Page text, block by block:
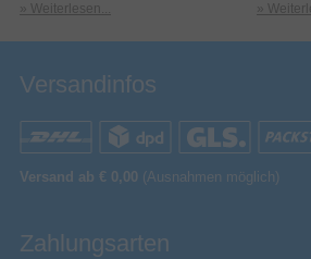
» Weiterlesen...
»
Versandinfos
Versand ab € 0,00 (Ausnahmen möglich)
Zahlungsarten